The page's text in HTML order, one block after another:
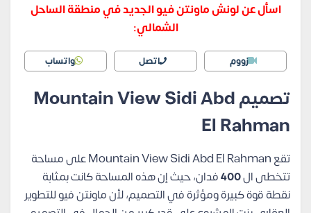
اسأل عن لونش ماونتن فيو الجديد في منطقة الساحل
الشمالي:
زووم اتصل واتساب
تصميم Mountain View Sidi Abd
El Rahman
تقع Mountain View Sidi Abd El Rahman على مساحة
تتخطى ال400فدان، حيث إن هذه المساحة كانت بمثابة
نقطة قوة كبيرة ومؤثرة في التصميم، لأن ماونتن فيو للتطوير